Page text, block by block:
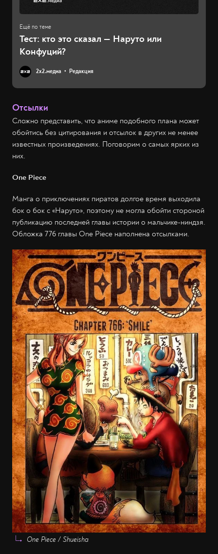
Тест: кто это сказал — Наруто или
Конфуций?
2х2.медиа Редакция
Отсылки
Сложно представить, что аниме подобного плана может
обойтись без цитирования и отсылок в других не менее
известных произведениях. Поговорим о самых ярких из
них.
One Piece
Манга о приключениях пиратов долгое время выходила
бок о бок с «Наруто», поэтому не могла обойти стороной
публикацию последней главы истории о мальчике-ниндзя.
Обложка 776 главы One Piece наполнена отсылками.
One Piece / Shueisha